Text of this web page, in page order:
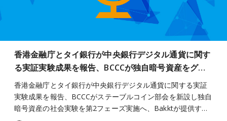
香港金融庁とタイ銀行が中央銀行デジタル通貨に関す
る実証実験成果を報告、BCCCが独自暗号資産をグ…
香港金融庁とタイ銀行が中央銀行デジタル通貨に関する実証
実験成果を報告、BCCCがステーブルコイン部会を新設し独自
暗号資産の社会実験を第2フェーズ実施へ、Bakktが提供す…